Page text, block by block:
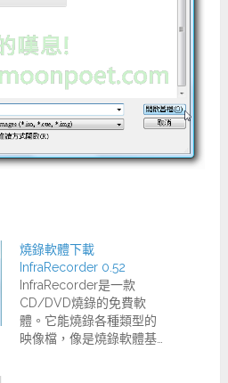
燒錄軟體下載
InfraRecorder 0.52
InfraRecorder是一款
CD/DVD燒錄的免費軟
體。它能燒錄各種類型的
映像檔，像是燒錄軟體基…